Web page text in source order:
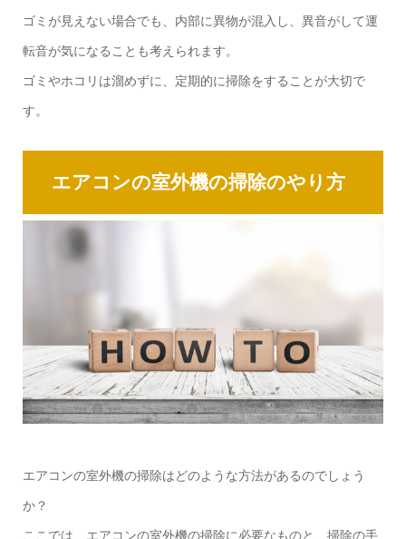
ゴミが見えない場合でも、内部に異物が混入し、異音がして運
転音が気になることも考えられます。
ゴミやホコリは溜めずに、定期的に掃除をすることが大切で
す。
エアコンの室外機の掃除のやり方
エアコンの室外機の掃除はどのような方法があるのでしょう
か？
ここでは、エアコンの室外機の掃除に必要なものと、掃除の手